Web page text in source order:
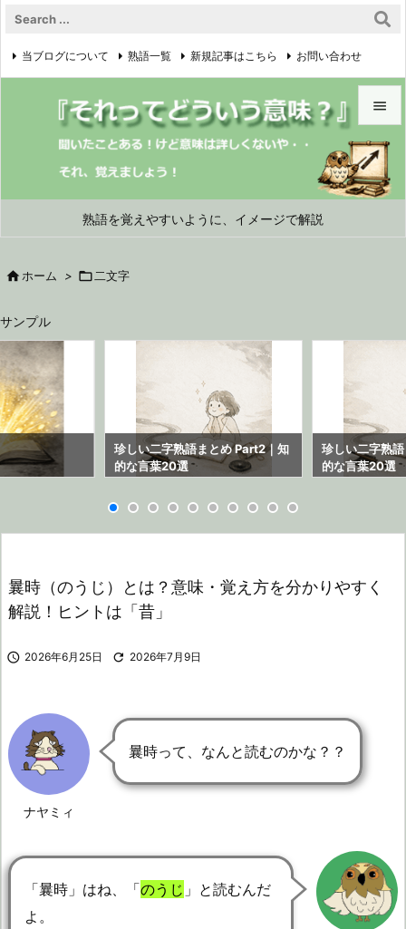
熟語を覚えやすいように、イメージで解説


メニュ


当ブログについて 熟語一覧 新規記事はこちら お問い合わせ
プライバシーポリシー 
 ホーム >  二文字
サンプル
珍しい二字熟語まとめ Part2｜知
的な言葉20選
珍しい二字熟
的な言葉20選
曩時（のうじ）とは？意味・覚え方を分かりやすく
解説！ヒントは「昔」
 2026年6月25日  2026年7月9日
ナヤミィ
曩時って、なんと読むのかな？？
「曩時」はね、「のうじ 」と読むんだ
よ。